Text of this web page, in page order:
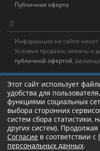
Публичная оферта
Информация на сайте носит
Условия продажи, оплаты и
публичной офертой,
Новостная рассылка
Новости, акции,
Левая панель
Этот сайт использует
удобства для
функциями социальных
выбора сторонних
систем сбора
других систем).
Согласие в соответствии с
персональных данных.